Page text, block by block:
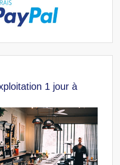
1 jour à